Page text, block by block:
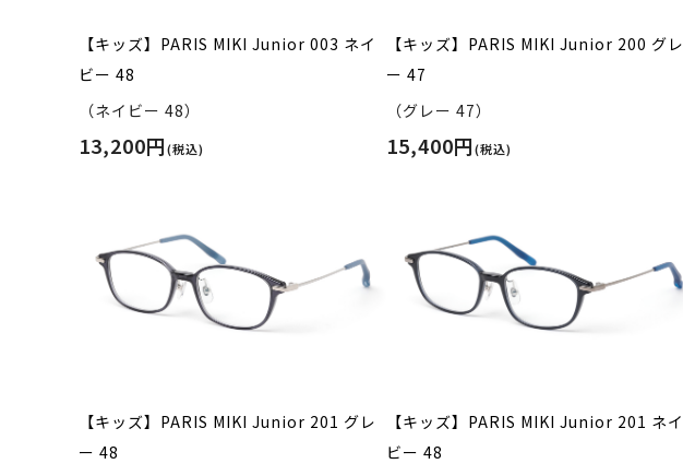
【キッズ】PARIS MIKI Junior 003 ネイ
ビー 48
（ネイビー 48）
13,200円(税込)
【キッズ】PARIS MIKI Junior 200 グレ
ー 47
（グレー 47）
15,400円(税込)
【キッズ】PARIS MIKI Junior 201 グレ
ー 48
【キッズ】PARIS MIKI Junior 201 ネイ
ビー 48